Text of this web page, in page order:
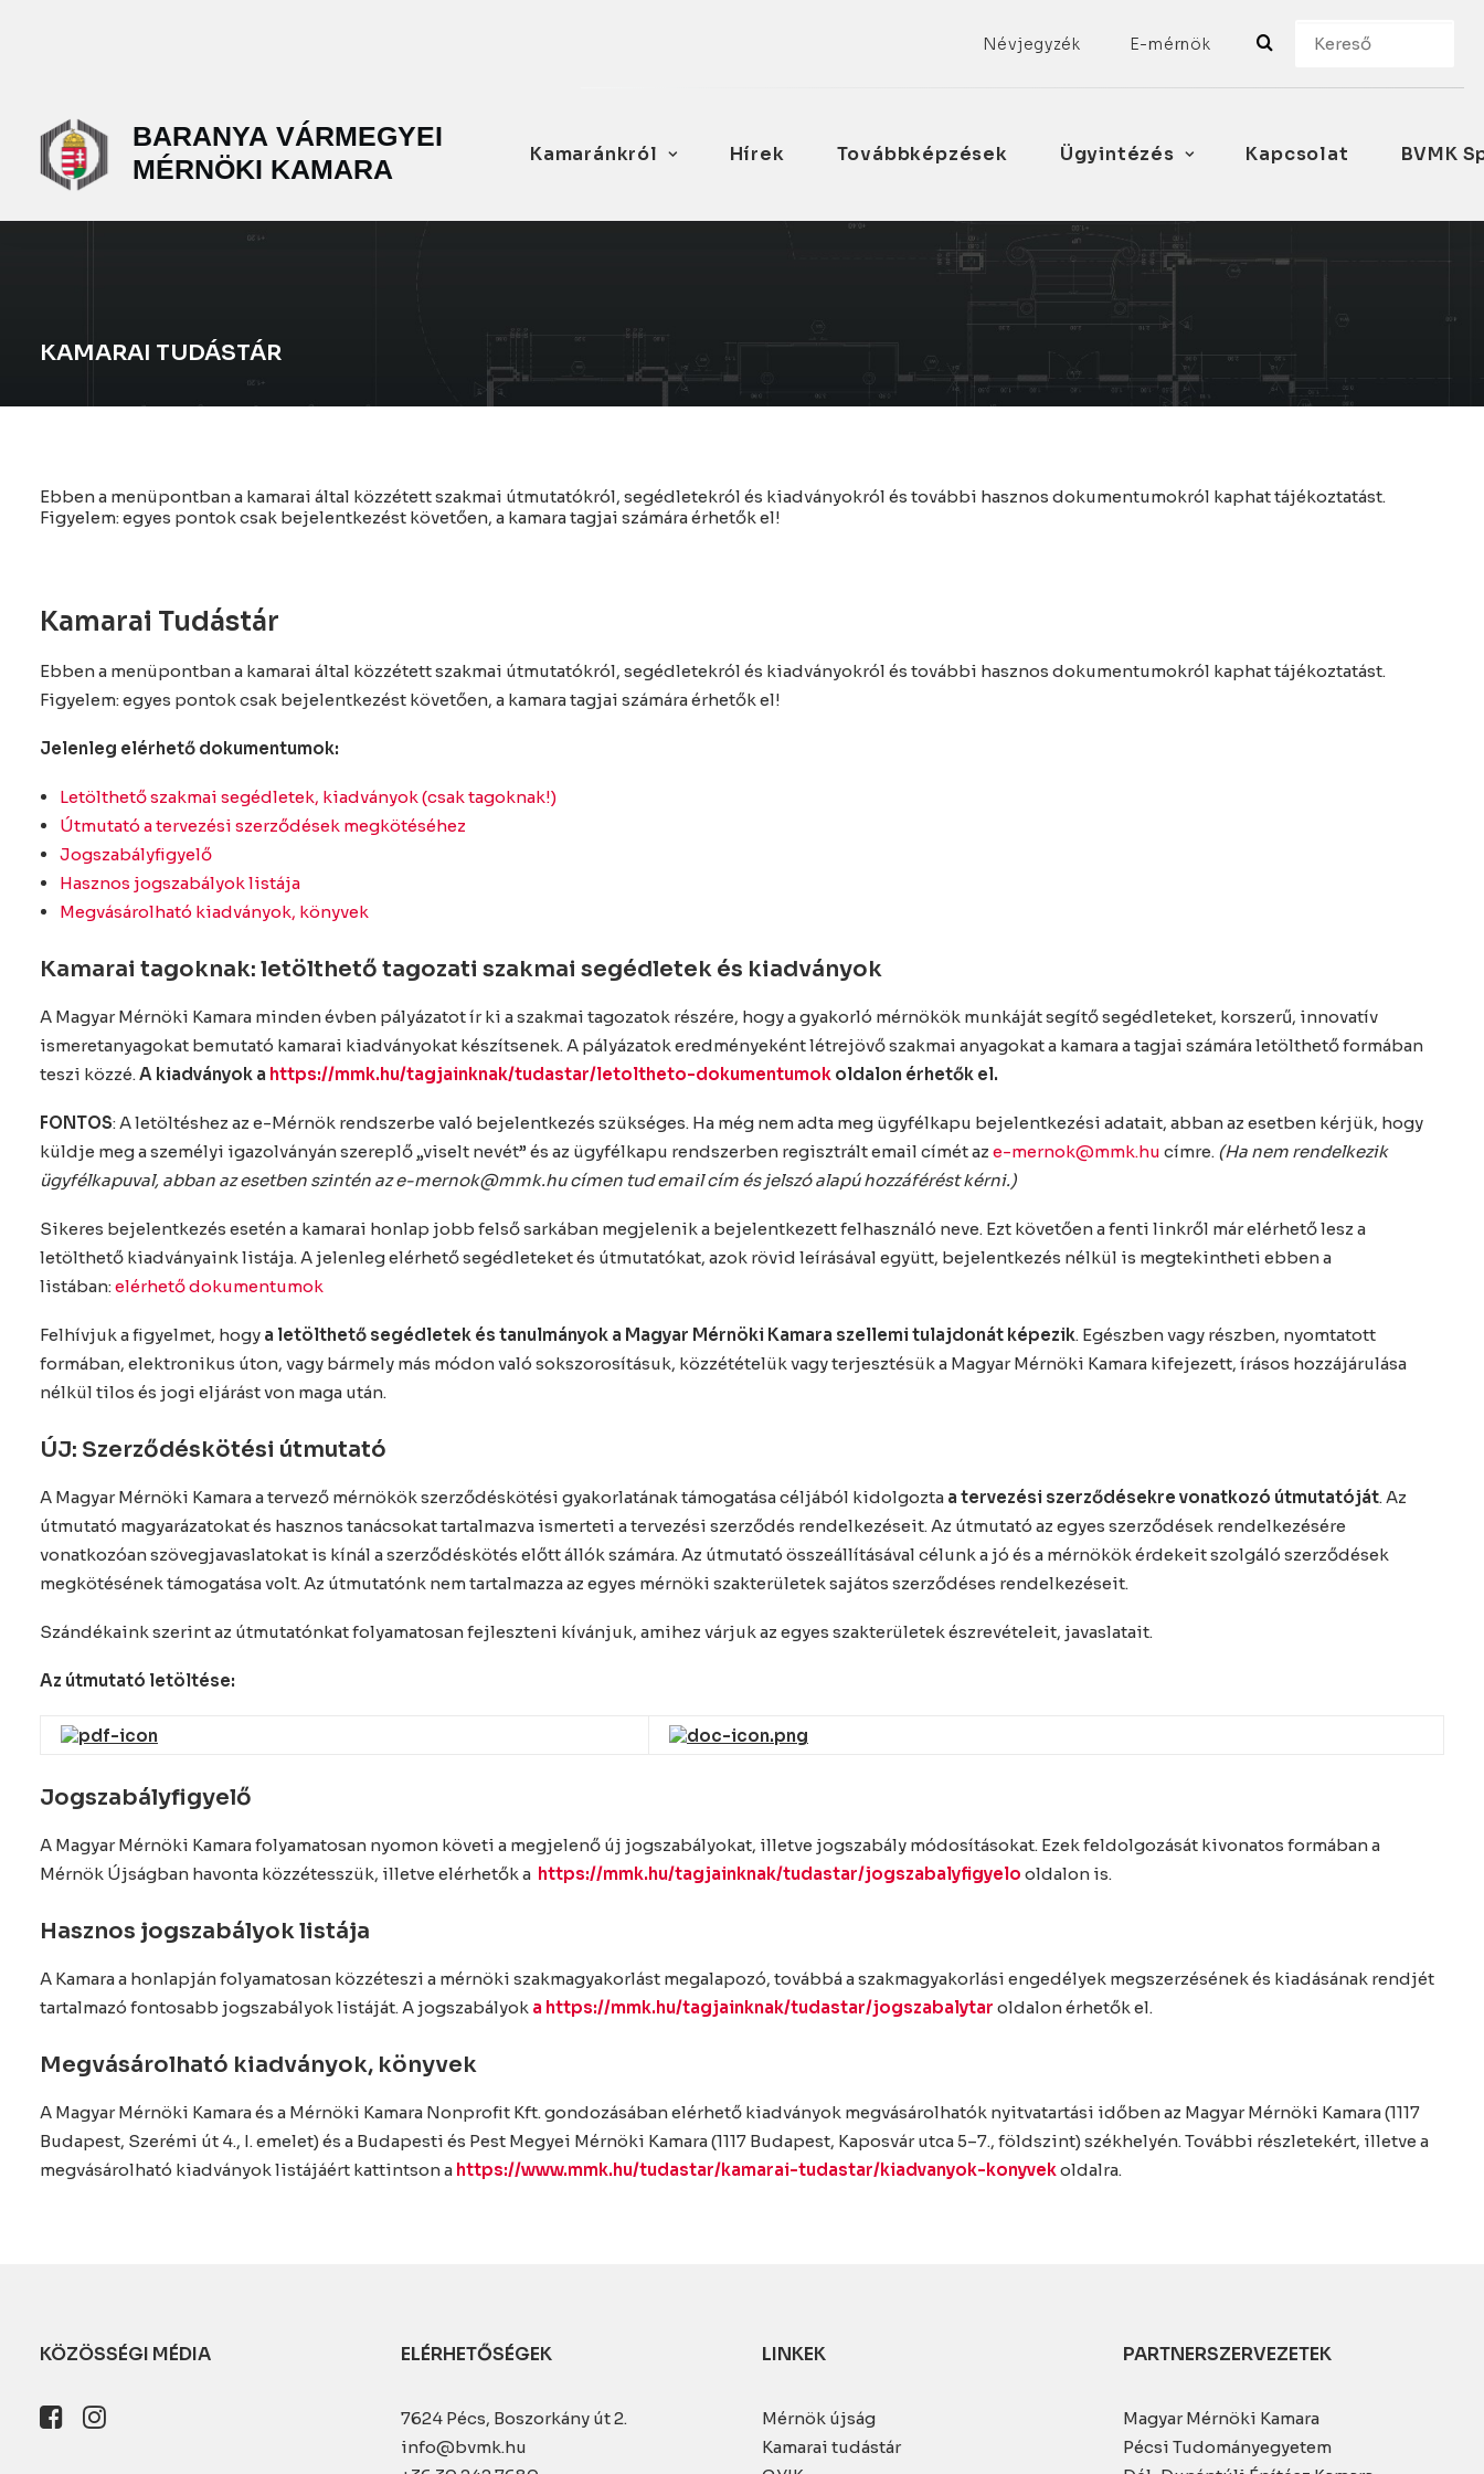
Névjegyzék E-mérnök
Kamaránkról Hírek Továbbképzések Ügyintézés Kapcsolat BVMK
KAMARAI TUDÁSTÁR
Ebben a menüpontban a kamarai által közzétett szakmai útmutatókról, segédletekról és kiadványokról és további hasznos dokumentumokról kaphat tájékoztatást.
Figyelem: egyes pontok csak bejelentkezést követően, a kamara tagjai számára érhetők el!
Kamarai Tudástár
Ebben a menüpontban a kamarai által közzétett szakmai útmutatókról, segédletekról és kiadványokról és további hasznos dokumentumokról kaphat tájékoztatást.
Figyelem: egyes pontok csak bejelentkezést követően, a kamara tagjai számára érhetők el!
Jelenleg elérhető dokumentumok:
Letölthető szakmai segédletek, kiadványok (csak tagoknak!)
Útmutató a tervezési szerződések megkötéséhez
Jogszabályfigyelő
Hasznos jogszabályok listája
Megvásárolható kiadványok, könyvek
Kamarai tagoknak: letölthető tagozati szakmai segédletek és kiadványok
A Magyar Mérnöki Kamara minden évben pályázatot ír ki a szakmai tagozatok részére, hogy a gyakorló mérnökök munkáját segítő segédleteket, korszerű, innovatív
ismeretanyagokat bemutató kamarai kiadványokat készítsenek. A pályázatok eredményeként létrejövő szakmai anyagokat a kamara a tagjai számára letölthető formában
teszi közzé.A kiadványok a https://mmk.hu/tagjainknak/tudastar/letoltheto-dokumentumok oldalon érhetők el.
FONTOS: A letöltéshez az e-Mérnök rendszerbe való bejelentkezés szükséges. Ha még nem adta meg ügyfélkapu bejelentkezési adatait, abban az esetben kérjük, hogy
küldje meg a személyi igazolványán szereplő „viselt nevét” és az ügyfélkapu rendszerben regisztrált email címét az e-mernok@mmk.hu címre. (Ha nem rendelkezik
ügyfélkapuval, abban az esetben szintén aze-mernok@mmk.hucímen tud email cím és jelszó alapú hozzáférést kérni.)
Sikeres bejelentkezés esetén a kamarai honlap jobb felső sarkában megjelenik a bejelentkezett felhasználó neve. Ezt követően a fenti linkről már elérhető lesz a
letölthető kiadványaink listája. A jelenleg elérhető segédleteket és útmutatókat, azok rövid leírásával együtt, bejelentkezés nélkül is megtekintheti ebben a
listában:elérhető dokumentumok
Felhívjuk a figyelmet, hogy a letölthető segédletek és tanulmányok a Magyar Mérnöki Kamara szellemi tulajdonát képezik. Egészben vagy részben, nyomtatott
formában, elektronikus úton, vagy bármely más módon való sokszorosításuk, közzétételük vagy terjesztésük a Magyar Mérnöki Kamara kifejezett, írásos hozzájárulása
nélkül tilos és jogi eljárást von maga után.
ÚJ: Szerződéskötési útmutató
A Magyar Mérnöki Kamara a tervező mérnökök szerződéskötési gyakorlatának támogatása céljából kidolgozta a tervezési szerződésekre vonatkozó útmutatóját. Az
útmutató magyarázatokat és hasznos tanácsokat tartalmazva ismerteti a tervezési szerződés rendelkezéseit. Az útmutató az egyes szerződések rendelkezésére
vonatkozóan szövegjavaslatokat is kínál a szerződéskötés előtt állók számára. Az útmutató összeállításával célunk a jó és a mérnökök érdekeit szolgáló szerződések
megkötésének támogatása volt. Az útmutatónk nem tartalmazza az egyes mérnöki szakterületek sajátos szerződéses rendelkezéseit.
Szándékaink szerint az útmutatónkat folyamatosan fejleszteni kívánjuk, amihez várjuk az egyes szakterületek észrevételeit, javaslatait.
Az útmutató letöltése:
Jogszabályfigyelő
A Magyar Mérnöki Kamara folyamatosan nyomon követi a megjelenő új jogszabályokat, illetve jogszabály módosításokat. Ezek feldolgozását kivonatos formában a
Mérnök Újságban havonta közzétesszük, illetve elérhetők a https://mmk.hu/tagjainknak/tudastar/jogszabalyfigyelo oldalon is.
Hasznos jogszabályok listája
A Kamara a honlapján folyamatosan közzéteszi a mérnöki szakmagyakorlást megalapozó, továbbá a szakmagyakorlási engedélyek megszerzésének és kiadásának rendjét
tartalmazó fontosabb jogszabályok listáját. A jogszabályok a https://mmk.hu/tagjainknak/tudastar/jogszabalytar oldalon érhetők el.
Megvásárolható kiadványok, könyvek
A Magyar Mérnöki Kamara és a Mérnöki Kamara Nonprofit Kft. gondozásában elérhető kiadványok megvásárolhatók nyitvatartási időben az Magyar Mérnöki Kamara (1117
Budapest, Szerémi út 4., I. emelet) és a Budapesti és Pest Megyei Mérnöki Kamara (1117 Budapest, Kaposvár utca 5–7., földszint) székhelyén. További részletekért, illetve a
megvásárolható kiadványok listájáért kattintson a https://www.mmk.hu/tudastar/kamarai-tudastar/kiadvanyok-konyvekoldalra.
KÖZÖSSÉGI MÉDIA ELÉRHETŐSÉGEK
7624 Pécs, Boszorkány út 2.
info@bvmk.hu
LINKEK
Mérnök újság
Kamarai tudástár
PARTNERSZERVEZETEK
Magyar Mérnöki Kamara
Pécsi Tudományegyetem